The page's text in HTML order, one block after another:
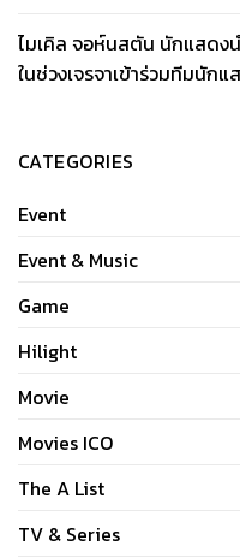
ไมเคิล จอห์นสตัน นักแสดง
ในช่วงเจรจาเข้าร่วมทีมนัก
CATEGORIES
Event
Event & Music
Game
Hilight
Movie
Movies ICO
The A List
TV & Series